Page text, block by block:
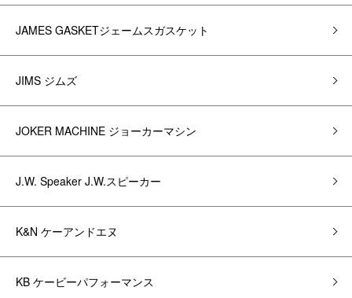
JAMES GASKETジェームスガスケット
JIMS ジムズ
JOKER MACHINE ジョーカーマシン
J.W. Speaker J.W.スピーカー
K&N ケーアンドエヌ
KB ケービーパフォーマンス